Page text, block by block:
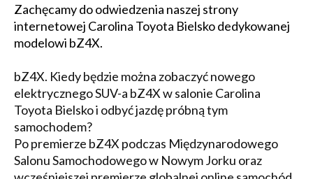
Zachęcamy do odwiedzenia naszej strony
internetowej Carolina Toyota Bielsko dedykowanej
modelowi bZ4X.
bZ4X. Kiedy będzie można zobaczyć nowego
elektrycznego SUV-a bZ4X w salonie Carolina
Toyota Bielsko i odbyć jazdę próbną tym
samochodem?
Po premierze bZ4X podczas Międzynarodowego
Salonu Samochodowego w Nowym Jorku oraz